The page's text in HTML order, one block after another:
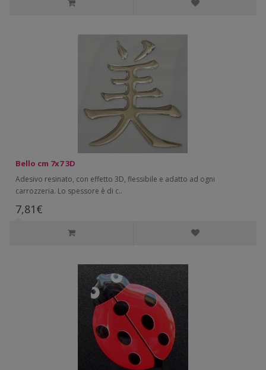
Bello cm 7x7 3D
Adesivo resinato, con effetto 3D, flessibile e adatto ad ogni
carrozzeria. Lo spessore è di c..
7,81€